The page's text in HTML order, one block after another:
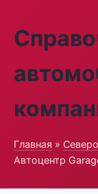
Главная »
Автоцентр